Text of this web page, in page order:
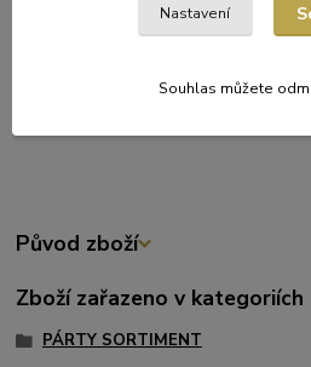
Provedení: hrocené
Balení: 200 kusů
Praktický pomocník pro domácí i
Původ zboží
Zboží zařazeno v kategoriích
PÁRTY SORTIMENT
Nastavení
Souhlas můžete